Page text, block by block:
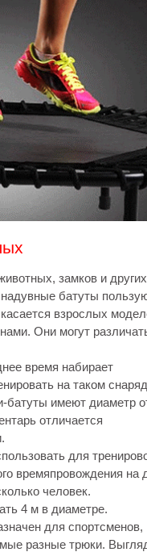
замков и других
батуты
взрослых
Они могут
время набирает
на таком
батуты имеют диаметр
отличается
для
времяпровождения на
человек.
4 м в диаметре.
для спортсменов,
разные трюки.